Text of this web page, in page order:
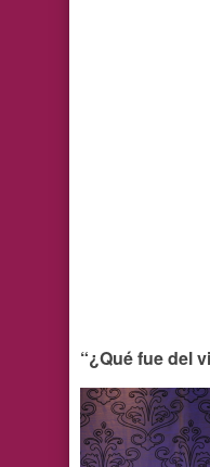
“¿Qué fue del